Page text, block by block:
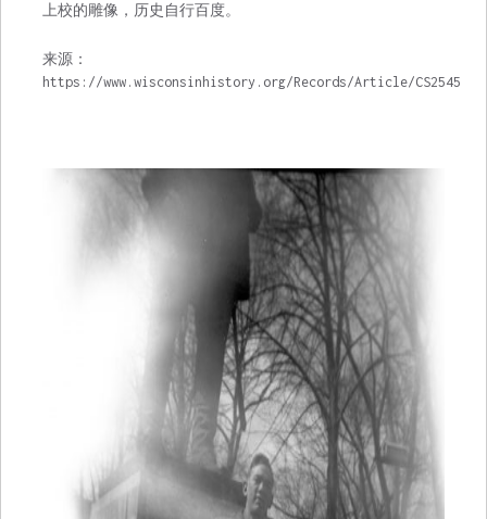
上校的雕像，历史自行百度。
来源：
https://www.wisconsinhistory.org/Records/Article/CS2545